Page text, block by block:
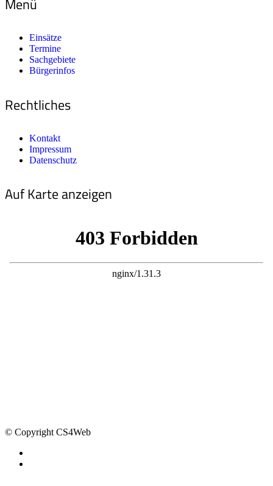
Menü
Einsätze
Termine
Sachgebiete
Bürgerinfos
Rechtliches
Kontakt
Impressum
Datenschutz
Auf Karte anzeigen
© Copyright CS4Web